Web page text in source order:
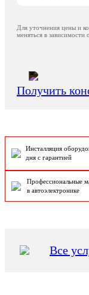
Для уточнения цены и
меняться в
Получить
Инсталляция
дня с гарантией
Профессиональные
в автоэлектронике
Все